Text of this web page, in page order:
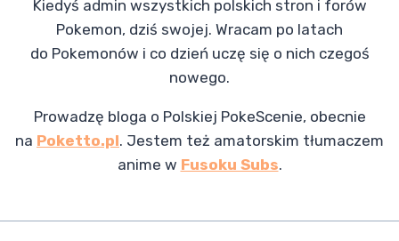
Kiedyś admin wszystkich polskich stron i forów
Pokemon, dziś swojej. Wracam po latach
do Pokemonów i co dzień uczę się o nich czegoś
nowego.
Prowadzę bloga o Polskiej PokeScenie, obecnie
na Poketto.pl. Jestem też amatorskim tłumaczem
anime w Fusoku Subs.